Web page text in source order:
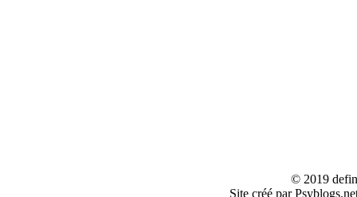
© 2019
Site créé par